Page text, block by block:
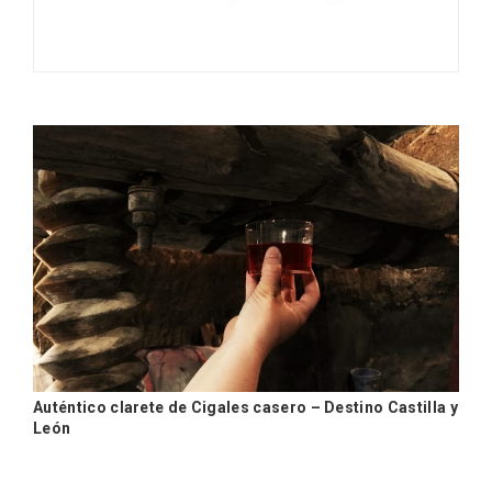
Auténtico clarete de Cigales casero – Destino Castilla y
León
Memoria, Tierra y Voz